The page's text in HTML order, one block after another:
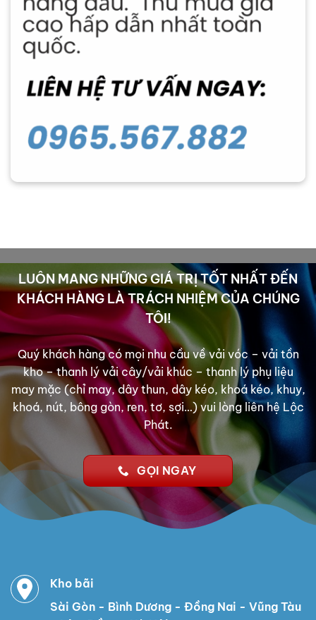
LUÔN MANG NHỮNG GIÁ TRỊ TỐT NHẤT ĐẾN
KHÁCH HÀNG LÀ TRÁCH NHIỆM CỦA CHÚNG
TÔI!
Quý khách hàng có mọi nhu cầu về vải vóc – vải tồn
kho – thanh lý vải cây/vải khúc – thanh lý phụ liệu
may mặc (chỉ may, dây thun, dây kéo, khoá kéo, khuy,
khoá, nút, bông gòn, ren, tơ, sợi…) vui lòng liên hệ Lộc
Phát.
GỌI NGAY
Kho bãi
Sài Gòn - Bình Dương - Đồng Nai - Vũng Tàu